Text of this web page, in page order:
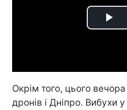
Окрім того, цього
дронів і Дніпро. Вибухи